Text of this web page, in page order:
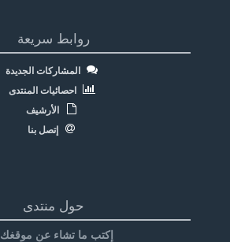
روابط سريعة
المشاركات الجديدة
احصائيات المنتدى
الأرشيف
إتصل بنا
حول منتدى
إكتب ما تشاء عن موقغك .